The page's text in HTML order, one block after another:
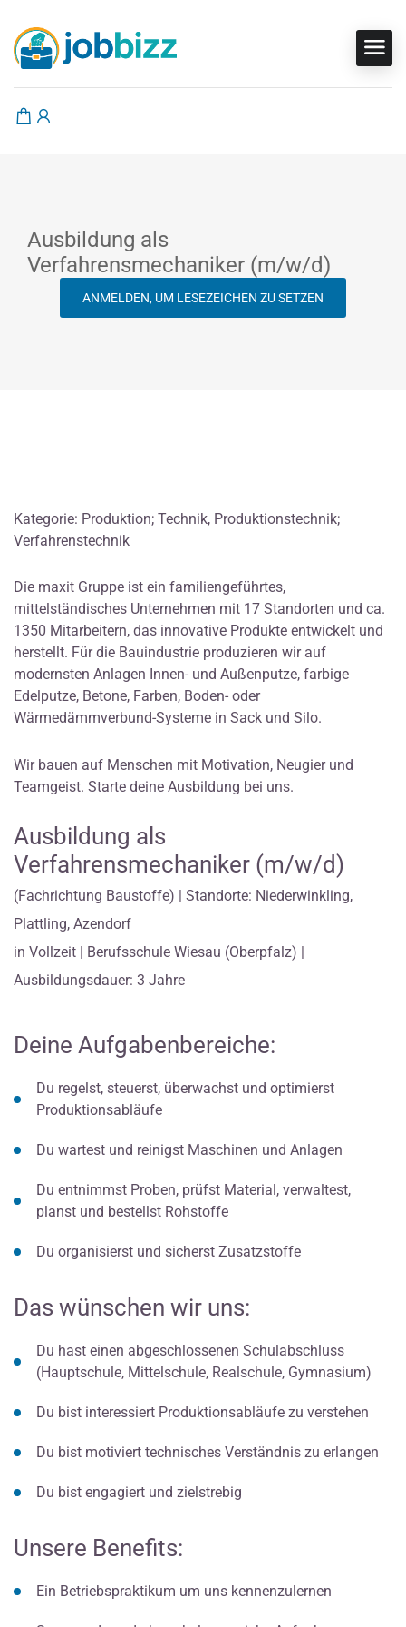
Ausbildung als
Verfahrensmechaniker (m/w/d)
ANMELDEN, UM LESEZEICHEN ZU SETZEN
Kategorie: Produktion; Technik, Produktionstechnik;
Verfahrenstechnik
Die maxit Gruppe ist ein familiengeführtes,
mittelständisches Unternehmen mit 17 Standorten und ca.
1350 Mitarbeitern, das innovative Produkte entwickelt und
herstellt. Für die Bauindustrie produzieren wir auf
modernsten Anlagen Innen- und Außenputze, farbige
Edelputze, Betone, Farben, Boden- oder
Wärmedämmverbund-Systeme in Sack und Silo.
Wir bauen auf Menschen mit Motivation, Neugier und
Teamgeist. Starte deine Ausbildung bei uns.
Ausbildung als
Verfahrensmechaniker (m/w/d)
(Fachrichtung Baustoffe) | Standorte: Niederwinkling,
Plattling, Azendorf
in Vollzeit | Berufsschule Wiesau (Oberpfalz) |
Ausbildungsdauer: 3 Jahre
Deine Aufgabenbereiche:
Du regelst, steuerst, überwachst und optimierst
Produktionsabläufe
Du wartest und reinigst Maschinen und Anlagen
Du entnimmst Proben, prüfst Material, verwaltest,
planst und bestellst Rohstoffe
Du organisierst und sicherst Zusatzstoffe
Das wünschen wir uns:
Du hast einen abgeschlossenen Schulabschluss
(Hauptschule, Mittelschule, Realschule, Gymnasium)
Du bist interessiert Produktionsabläufe zu verstehen
Du bist motiviert technisches Verständnis zu erlangen
Du bist engagiert und zielstrebig
Unsere Benefits:
Ein Betriebspraktikum um uns kennenzulernen